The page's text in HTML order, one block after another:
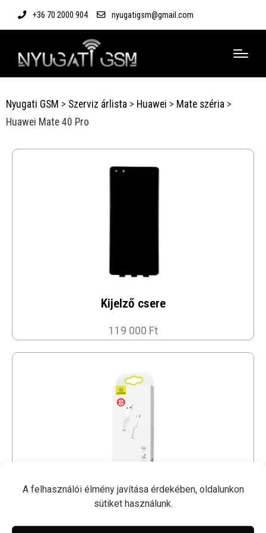
A felhasználói élmény javítása érdekében, oldalunkon
sütiket használunk.
+36 70 2000 904 nyugatigsm@gmail.com
Nyugati GSM > Szerviz árlista > Huawei > Mate széria >
Huawei Mate 40 Pro
Kijelző csere
119 000 Ft
1M USB Kábel - USAMS